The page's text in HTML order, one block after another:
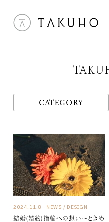
CATEGORY
2024.11.8 NEWS DESIGN
結婚(婚約)指輪への想い～ときめ